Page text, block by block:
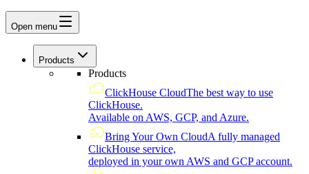
Open menu
Products
Products
ClickHouse CloudThe best way to use
ClickHouse.
Available on AWS, GCP, and Azure.
Bring Your Own CloudA fully managed
ClickHouse service,
deployed in your own AWS and GCP account.